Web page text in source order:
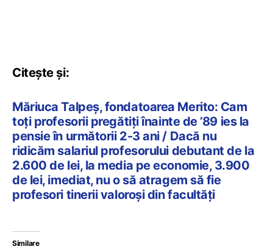
Citește și:
Măriuca Talpeș, fondatoarea Merito: Cam
toți profesorii pregătiți înainte de ’89 ies la
pensie în următorii 2-3 ani / Dacă nu
ridicăm salariul profesorului debutant de la
2.600 de lei, la media pe economie, 3.900
de lei, imediat, nu o să atragem să fie
profesori tinerii valoroși din facultăți
Similare